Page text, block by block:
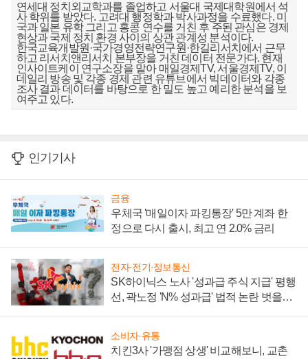
연세대 정치외교학과를 졸업하고 서울대 국제대학원에서 석
사 학위를 받았다. 고려대 행정학과 박사과정을 수료했다. 미
국과 일본 유학 그리고 홍콩 연수를 거친 후 주된 관심은 경제
현상과 국제 정치 환경 사이의 상관 관계성 분석이다.
한국교육개발원·국가경영전략연구원·한길리서치에서 근무
하고 리서치앤리서치 본부장을 거친 데이터 전문가다. 현재
인사이트케이 연구소장을 맡아 매일경제TV, 서울경제TV, 이
데일리 방송 및 각종 경제 관련 유튜브에서 빅데이터와 각종
조사 결과 데이터를 바탕으로 한 밀도 높고 예리한 분석을 보
여주고 있다.
인기기사
금융
우체국 '매일이자 파킹통장' 5만 계좌 한
정으로 다시 출시, 최고 연 2.0% 금리
전자·전기·정보통신
SK하이닉스 노사 '성과급 주식 지급' 평행
선, 곽노정 'N% 성과급' 법적 논란 벗을지
소비자·유통
치킨3사 '가맹점 상생' 비교해보니, 교촌